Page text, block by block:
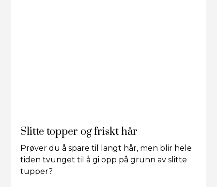
Slitte topper og friskt hår
Prøver du å spare til langt hår, men blir hele
tiden tvunget til å gi opp på grunn av slitte
tupper?